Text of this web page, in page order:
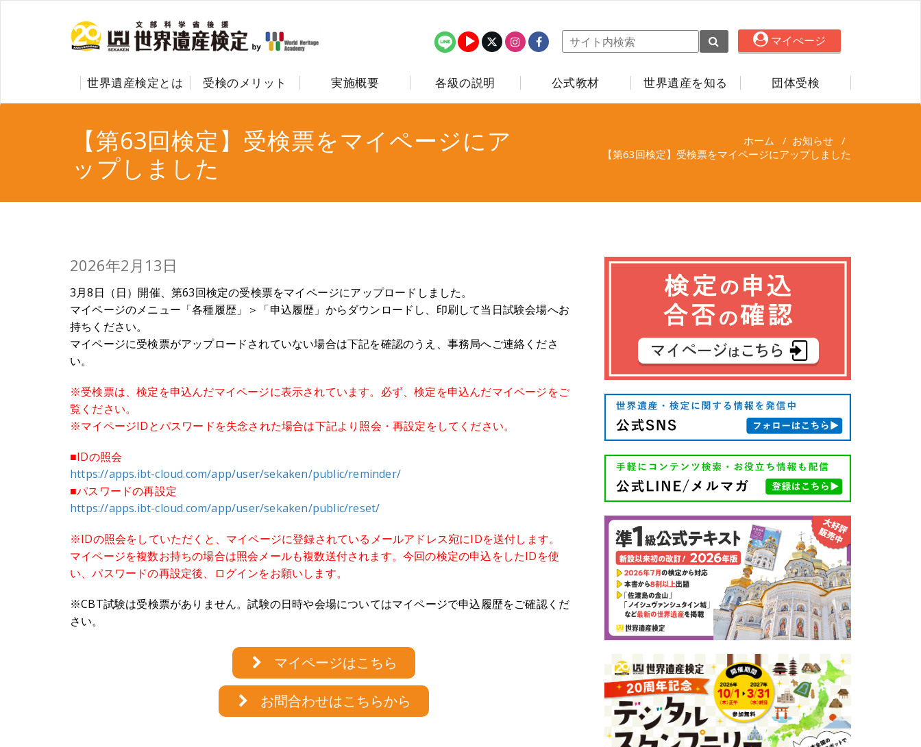
マイぺージ
世界遺産検定とは 受検のメリット 実施概要 各級の説明 公式教材 世界遺産を知る 団体受検
【第63回検定】受検票をマイページにア
ップしました
ホーム / お知らせ /
【第63回検定】受検票をマイページにアップしました
2026年2月13日
3月8日（日）開催、第63回検定の受検票をマイページにアップロードしました。
マイページのメニュー「各種履歴」＞「申込履歴」からダウンロードし、印刷して当日試験会場へお
持ちください。
マイページに受検票がアップロードされていない場合は下記を確認のうえ、事務局へご連絡くださ
い。
※受検票は、検定を申込んだマイページに表示されています。必ず、検定を申込んだマイページをご
覧ください。
※マイページIDとパスワードを失念された場合は下記より照会・再設定をしてください。
■IDの照会
https://apps.ibt-cloud.com/app/user/sekaken/public/reminder/
■パスワードの再設定
https://apps.ibt-cloud.com/app/user/sekaken/public/reset/
※IDの照会をしていただくと、マイページに登録されているメールアドレス宛にIDを送付します。
マイページを複数お持ちの場合は照会メールも複数送付されます。今回の検定の申込をしたIDを使
い、パスワードの再設定後、ログインをお願いします。
※CBT試験は受検票がありません。試験の日時や会場についてはマイページで申込履歴をご確認くだ
さい。
マイページはこちら
お問合わせはこちらから